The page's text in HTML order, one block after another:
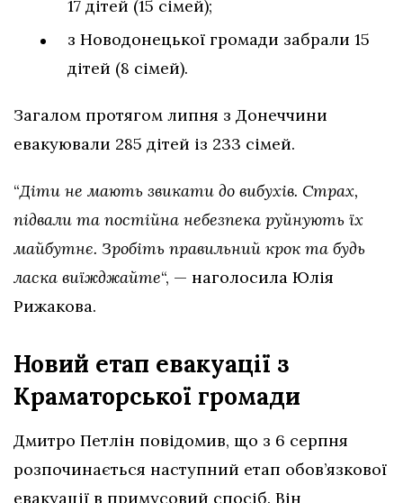
17 дітей (15 сімей);
з Новодонецької громади забрали 15
дітей (8 сімей).
Загалом протягом липня з Донеччини
евакуювали 285 дітей із 233 сімей.
“Діти не мають звикати до вибухів. Страх,
підвали та постійна небезпека руйнують їх
майбутнє. Зробіть правильний крок та будь
ласка виїжджайте“, — наголосила Юлія
Рижакова.
Новий етап евакуації з
Краматорської громади
Дмитро Петлін повідомив, що з 6 серпня
розпочинається наступний етап обов’язкової
евакуації в примусовий спосіб. Він